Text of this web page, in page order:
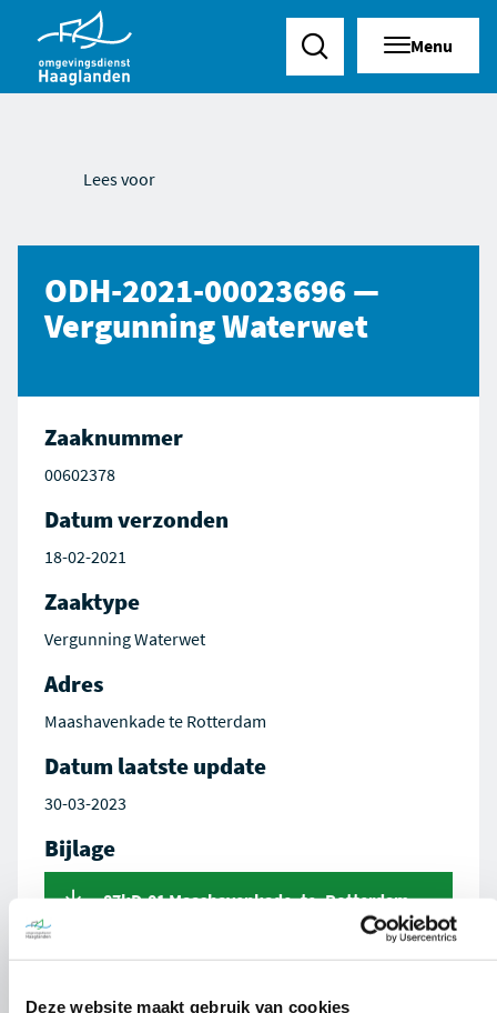
Deze website maakt gebruik van cookies
Zoeken Menu
Lees voor
ODH-2021-00023696 —
Vergunning Waterwet
Zaaknummer
00602378
Datum verzonden
18-02-2021
Zaaktype
Vergunning Waterwet
Adres
Maashavenkade te Rotterdam
Datum laatste update
30-03-2023
Bijlage
87kD-01 Maashavenkade_te_Rotterdam